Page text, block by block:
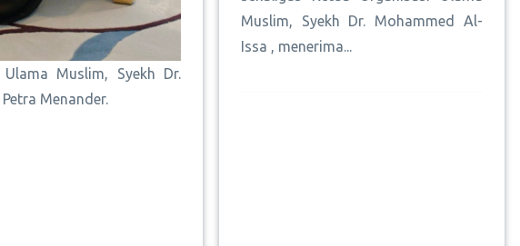
Muslim, Syekh Dr.
Menander.
Muslim, Syekh Dr. Mohammed Al-
Issa , menerima...